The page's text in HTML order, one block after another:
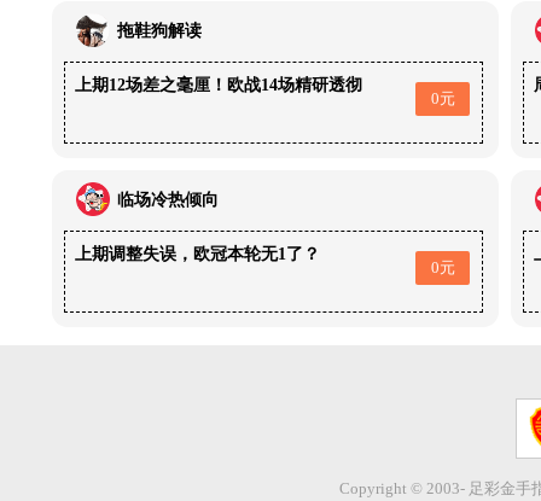
拖鞋狗解读
上期12场差之毫厘！欧战14场精研透彻
0元
临场冷热倾向
上期调整失误，欧冠本轮无1了？
0元
Copyright © 2003- 足彩金手